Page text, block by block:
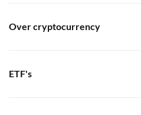
Over cryptocurrency
ETF's